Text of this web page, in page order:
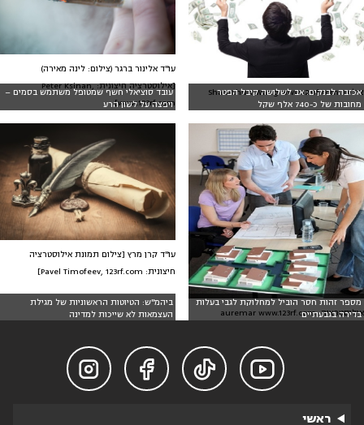
אכזבה לבנקים: אב לשלושה קיבל הפטר
מחובות של כ-740 אלף שקל
צילום: Shao-Chun Wang www.123rf.com
עובד סוציאלי חשף שמטופל משתמש בסמים –
ויפצה על לשון הרע
עו"ד אלינור ברגר (צילום: לינה מאירה)
[אילוסטרציה חיצונית: Peter Ksinan,
www.123rf.com]
מספר זהות חסר הוביל למחלוקת לגבי בעלות
בדירה בגבעתיים
אילוסטרציה: auremar www.123rf.com
ביהמ"ש: הטיוטות הראשוניות של מגילת
העצמאות לא שייכות למדינה
עו"ד קרן מרץ [צילום תמונת אילוסטרציה
חיצונית: Pavel Timofeev, 123rf.com]




ראשי